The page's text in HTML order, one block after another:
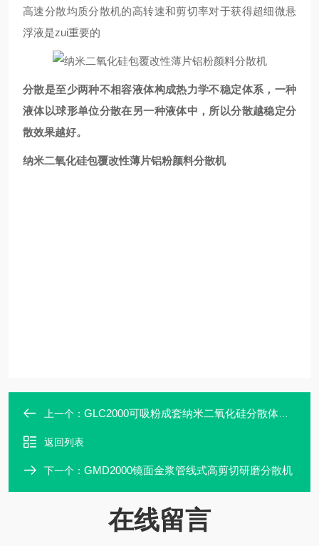
高速分散均质分散机的高转速和剪切率对于获得超细微悬
浮液是zui重要的
分散是至少两种不相容液体构成热力学不稳定体系，一种
液体以球形单位分散在另一种液体中，所以分散越稳定分
散效果越好。
纳米二氧化硅包覆改性薄片铝粉颜料分散机
上一个： GLC2000可吸粉成套纳米二氧化硅分散体粉液混合机
返回列表
下一个： GMD2000镜面金浆管线式高剪切研磨分散机
在线留言